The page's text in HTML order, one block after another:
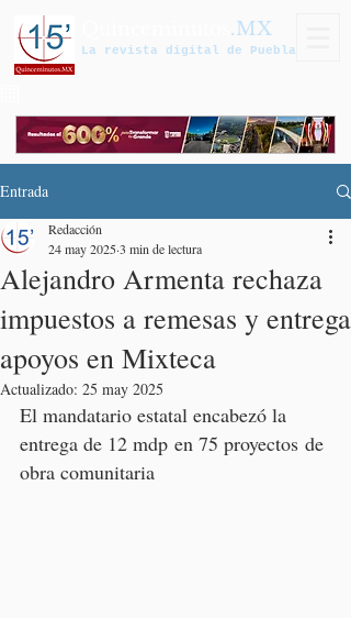
.MX
La revista digital de Puebla
Entrada
Alejandro Armenta rechaza
impuestos a remesas y entrega
apoyos en Mixteca
Redacción
24 may 20253 min de lectura
Actualizado: 25 may 2025
El mandatario estatal encabezó la
entrega de 12 mdp en 75 proyectos de
obra comunitaria